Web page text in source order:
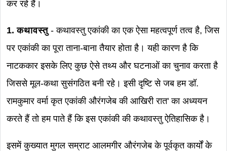
कर रहे हैं।
1. कथावस्तु - कथावस्तु एकांकी का एक ऐसा महत्वपूर्ण तत्व है, जिस
पर एकांकी का पूरा ताना-बाना तैयार होता है। यही कारण है कि
नाटककार इसके लिए कुछ ऐसे तथ्य और घटनाओं का चुनाव करता है
जिससे मूल-कथा सुसंगठित बनी रहे। इसी दृष्टि से जब हम डॉ.
रामकुमार वर्मा कृत एकांकी औरंगजेब की आखिरी रात' का अध्ययन
करते हैं तो हम पाते हैं कि इस एकांकी की कथावस्तु ऐतिहासिक है।
इसमें कुख्यात मुगल सम्राट आलमगीर औरंगजेब के पूर्वकृत कार्यों के